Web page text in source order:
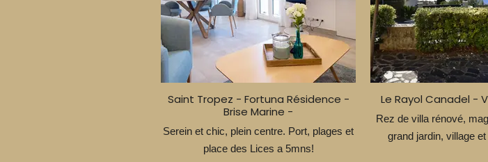
Saint Tropez - Fortuna Résidence -
Brise Marine -
Serein et chic, plein centre. Port, plages et
place des Lices a 5mns!
Le Rayol Canadel -
Rez de villa rénové,
grand jardin, village